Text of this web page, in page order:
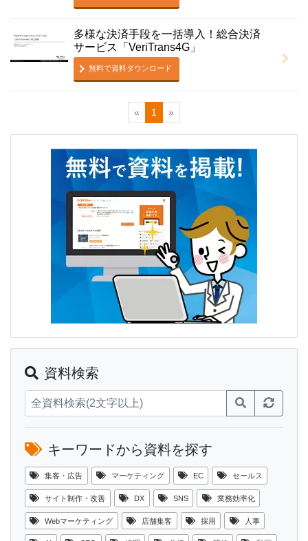
多様な決済手段を一括導入！総合決済
サービス「VeriTrans4G」
無料で資料ダウンロード
« 1 »
資料検索
キーワードから資料を探す
集客・広告 マーケティング EC セールス
サイト制作・改善 DX SNS 業務効率化
Webマーケティング 店舗集客 採用 人事